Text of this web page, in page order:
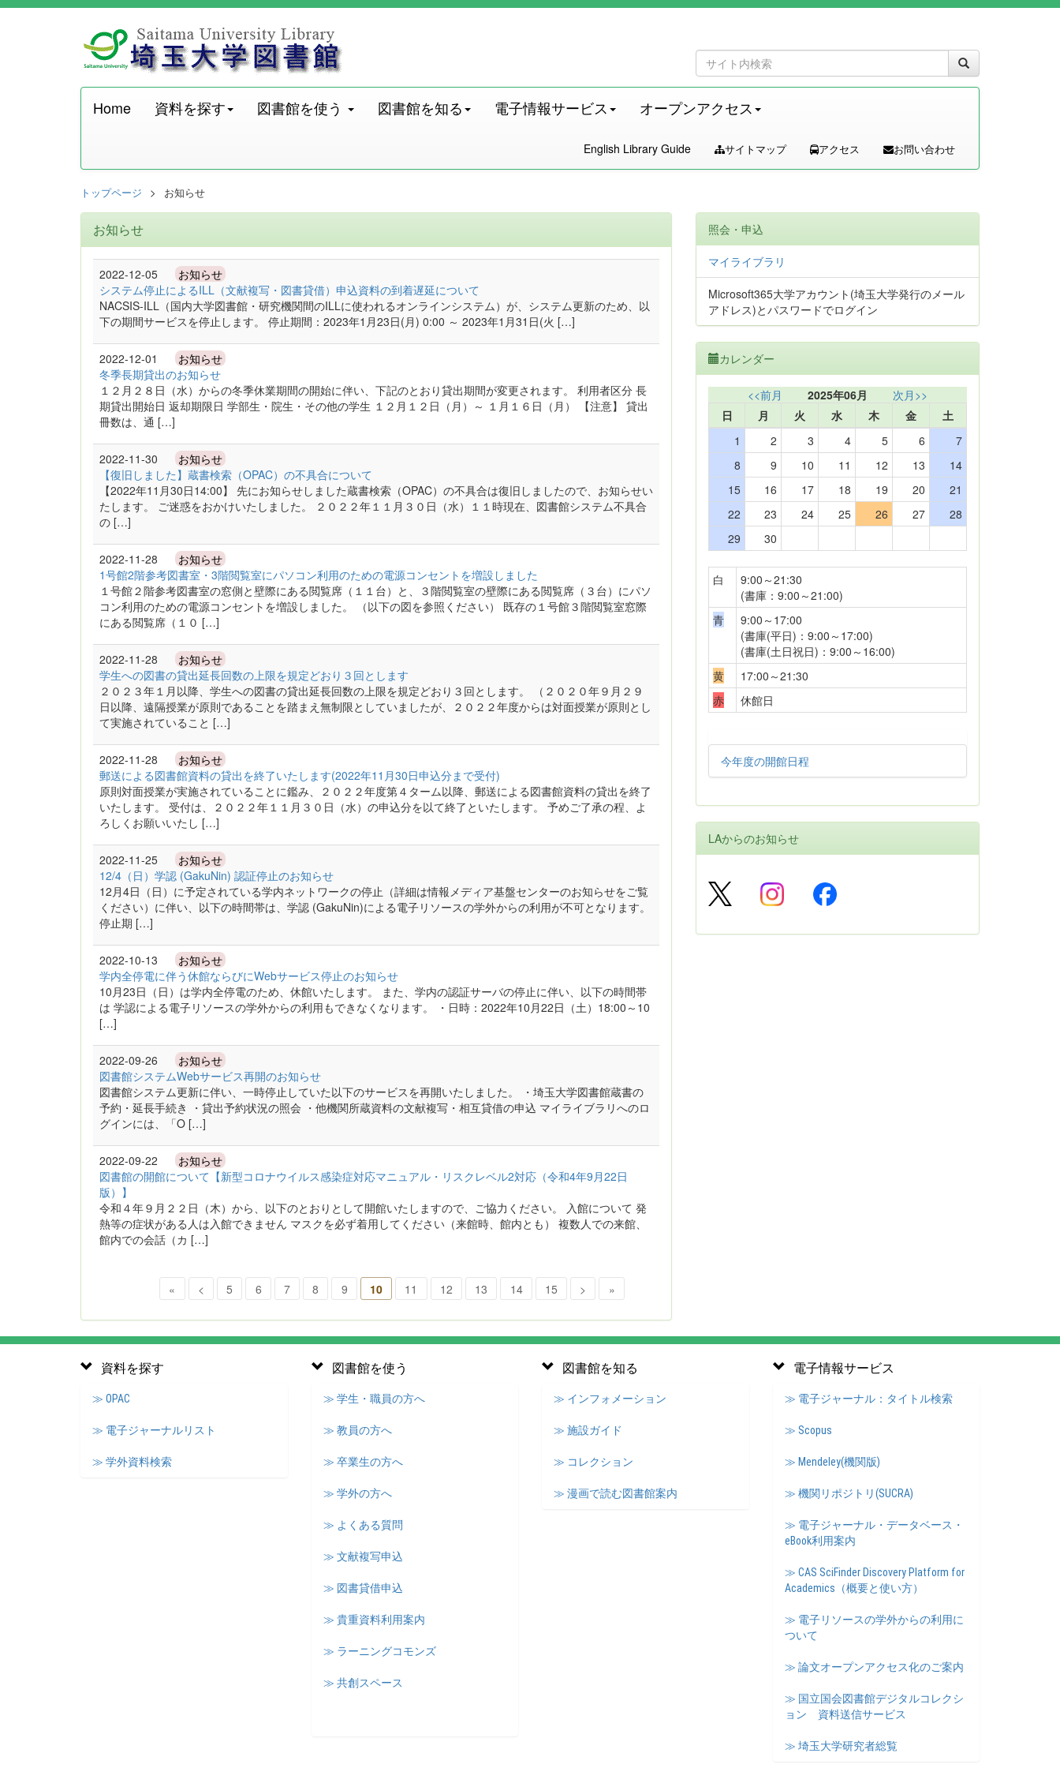
Home 資料を探す 図書館を使う 図書館を知る 電子情報サービス オープンアクセス
English Library Guide サイトマップ アクセス お問い合わせ
トップページ お知らせ
お知らせ
2022-12-05 お知らせ
システム停止によるILL（文献複写・図書貸借）申込資料の到着遅延について
NACSIS-ILL（国内大学図書館・研究機関間のILLに使われるオンラインシステム）が、システム更新のため、以
下の期間サービスを停止します。 停止期間：2023年1月23日(月) 0:00 ～ 2023年1月31日(火 […]
2022-12-01 お知らせ
冬季長期貸出のお知らせ
１２月２８日（水）からの冬季休業期間の開始に伴い、下記のとおり貸出期間が変更されます。 利用者区分 長
期貸出開始日 返却期限日 学部生・院生・その他の学生 １２月１２日（月）～ １月１６日（月） 【注意】 貸出
冊数は、通 […]
2022-11-30 お知らせ
【復旧しました】蔵書検索（OPAC）の不具合について
【2022年11月30日14:00】 先にお知らせしました蔵書検索（OPAC）の不具合は復旧しましたので、お知らせい
たします。 ご迷惑をおかけいたしました。 ２０２２年１１月３０日（水）１１時現在、図書館システム不具合
の […]
2022-11-28 お知らせ
1号館2階参考図書室・3階閲覧室にパソコン利用のための電源コンセントを増設しました
１号館２階参考図書室の窓側と壁際にある閲覧席（１１台）と、３階閲覧室の壁際にある閲覧席（３台）にパソ
コン利用のための電源コンセントを増設しました。 （以下の図を参照ください） 既存の１号館３階閲覧室窓際
にある閲覧席（１０ […]
2022-11-28 お知らせ
学生への図書の貸出延長回数の上限を規定どおり３回とします
２０２３年１月以降、学生への図書の貸出延長回数の上限を規定どおり３回とします。 （２０２０年９月２９
日以降、遠隔授業が原則であることを踏まえ無制限としていましたが、２０２２年度からは対面授業が原則とし
て実施されていること […]
2022-11-28 お知らせ
郵送による図書館資料の貸出を終了いたします(2022年11月30日申込分まで受付)
原則対面授業が実施されていることに鑑み、２０２２年度第４ターム以降、郵送による図書館資料の貸出を終了
いたします。 受付は、２０２２年１１月３０日（水）の申込分を以て終了といたします。 予めご了承の程、よ
ろしくお願いいたし […]
2022-11-25 お知らせ
12/4（日）学認 (GakuNin) 認証停止のお知らせ
12月4日（日）に予定されている学内ネットワークの停止（詳細は情報メディア基盤センターのお知らせをご覧
ください）に伴い、以下の時間帯は、学認 (GakuNin)による電子リソースの学外からの利用が不可となります。
停止期 […]
2022-10-13 お知らせ
学内全停電に伴う休館ならびにWebサービス停止のお知らせ
10月23日（日）は学内全停電のため、休館いたします。 また、学内の認証サーバの停止に伴い、以下の時間帯
は 学認による電子リソースの学外からの利用もできなくなります。 ・日時：2022年10月22日（土）18:00～10
[…]
2022-09-26 お知らせ
図書館システムWebサービス再開のお知らせ
図書館システム更新に伴い、一時停止していた以下のサービスを再開いたしました。 ・埼玉大学図書館蔵書の
予約・延長手続き ・貸出予約状況の照会 ・他機関所蔵資料の文献複写・相互貸借の申込 マイライブラリへのロ
グインには、「O […]
2022-09-22 お知らせ
図書館の開館について【新型コロナウイルス感染症対応マニュアル・リスクレベル2対応（令和4年9月22日
版）】
令和４年９月２２日（木）から、以下のとおりとして開館いたしますので、ご協力ください。 入館について 発
熱等の症状がある人は入館できません マスクを必ず着用してください（来館時、館内とも） 複数人での来館、
館内での会話（カ […]
« < 5 6 7 8 9 10 11 12 13 14 15 > »
照会・申込
マイライブラリ
Microsoft365大学アカウント(埼玉大学発行のメール
アドレス)とパスワードでログイン
カレンダー
<<前月 2025年06月
次月>>
日
月 火 水 木 金
土
1
2 3 4 5 6
7
8
9 10 11 12 13
14
15
16 17 18 19 20
21
22
23 24 25 26 27
28
29
30
白
9:00～21:30
(書庫：9:00～21:00)
青
9:00～17:00
(書庫(平日)：9:00～17:00)
(書庫(土日祝日)：9:00～16:00)
黄
17:00～21:30
赤
休館日
今年度の開館日程
LAからのお知らせ
資料を探す
≫ OPAC
≫ 電子ジャーナルリスト
≫ 学外資料検索
図書館を使う
≫ 学生・職員の方へ
≫ 教員の方へ
≫ 卒業生の方へ
≫ 学外の方へ
≫ よくある質問
≫ 文献複写申込
≫ 図書貸借申込
≫ 貴重資料利用案内
≫ ラーニングコモンズ
≫ 共創スペース
図書館を知る
≫ インフォメーション
≫ 施設ガイド
≫ コレクション
≫ 漫画で読む図書館案内
電子情報サービス
≫ 電子ジャーナル：タイトル検索
≫ Scopus
≫ Mendeley(機関版)
≫ 機関リポジトリ(SUCRA)
≫ 電子ジャーナル・データベース・
eBook利用案内
≫ CAS SciFinder Discovery Platform for
Academics（概要と使い方）
≫ 電子リソースの学外からの利用に
ついて
≫ 論文オープンアクセス化のご案内
≫ 国立国会図書館デジタルコレクシ
ョン 資料送信サービス
≫ 埼玉大学研究者総覧